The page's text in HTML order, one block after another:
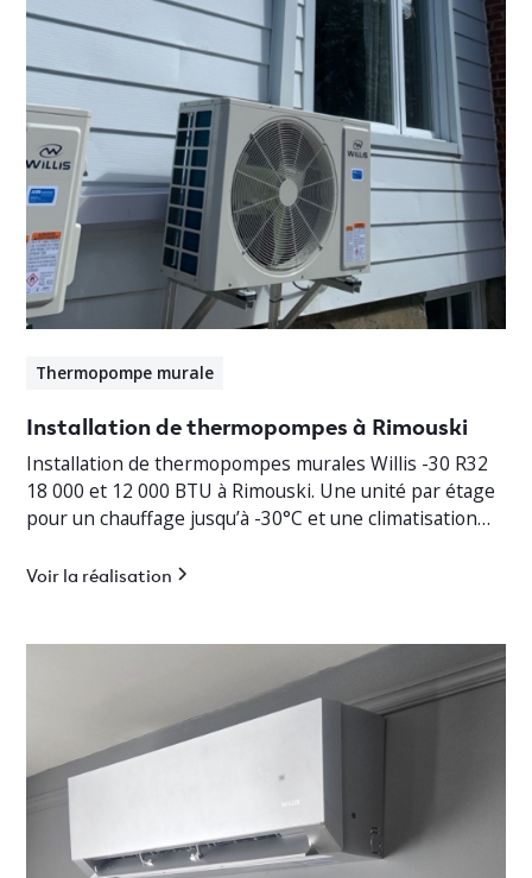
Thermopompe murale
Installation de thermopompes à Rimouski
Installation de thermopompes murales Willis -30 R32
18 000 et 12 000 BTU à Rimouski. Une unité par étage
pour un chauffage jusqu’à -30°C et une climatisation
Voir la réalisation